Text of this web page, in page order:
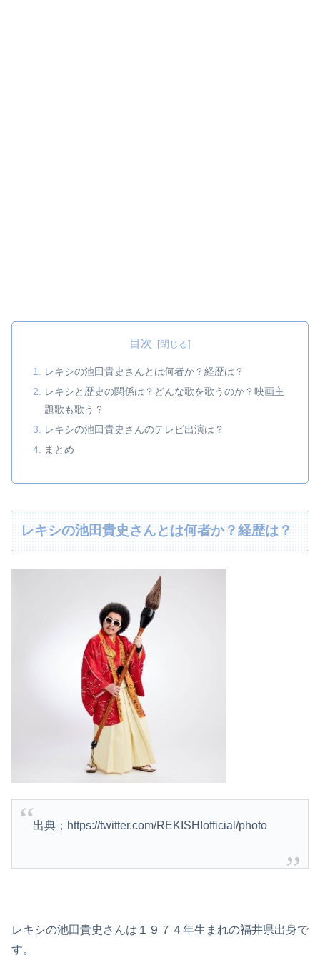
目次
レキシの池田貴史さんとは何者か？経歴は？
レキシと歴史の関係は？どんな歌を歌うのか？映画主
題歌も歌う？
レキシの池田貴史さんのテレビ出演は？
まとめ
レキシの池田貴史さんとは何者か？経歴は？
出典；https://twitter.com/REKISHIofficial/photo
レキシの池田貴史さんは１９７４年生まれの福井県出身で
す。